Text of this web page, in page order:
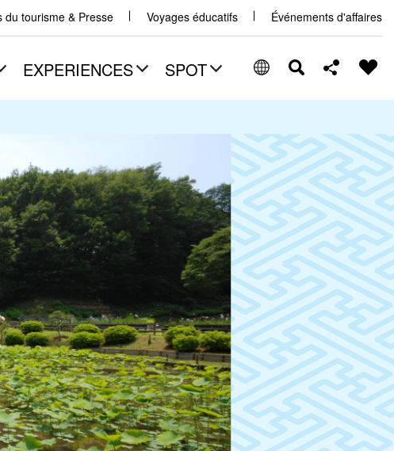
du tourisme & Presse Voyages éducatifs Événements d'affaires
EXPERIENCES SPOT